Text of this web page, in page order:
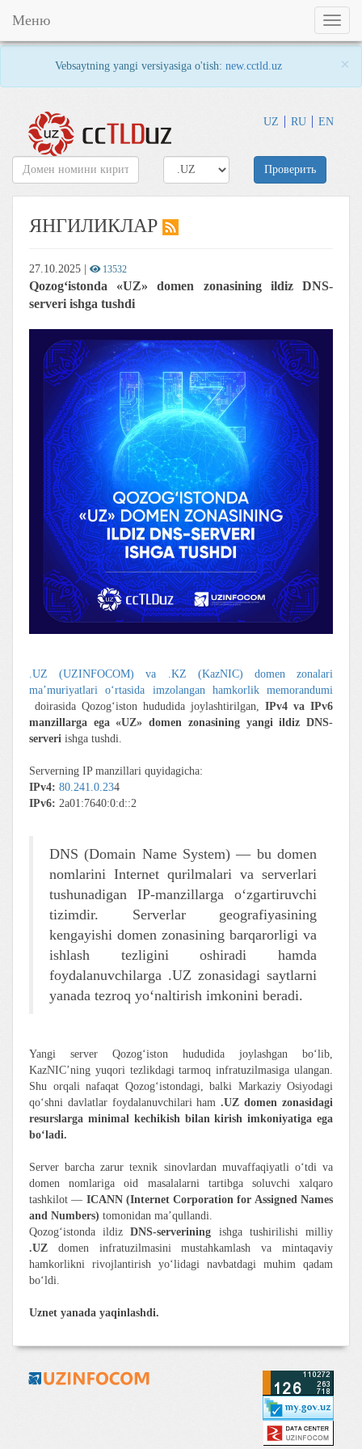
Vebsaytning yangi versiyasiga o'tish: new.cctld.uz ×
UZ RU EN
Toggle
Меню
Проверить
ЯНГИЛИКЛАР
27.10.2025 13532
Qozog‘istonda «UZ» domen zonasining ildiz DNS-
serveri ishga tushdi
.UZ (UZINFOCOM) va .KZ (KazNIC) domen zonalari
ma’muriyatlari o‘rtasida imzolangan hamkorlik memorandumi
doirasida Qozog‘iston hududida joylashtirilgan, IPv4 va IPv6
manzillarga ega «UZ» domen zonasining yangi ildiz DNS-
serveri ishga tushdi.
Serverning IP manzillari quyidagicha:
IPv4: 80.241.0.234
IPv6: 2a01:7640:0:d::2
DNS (Domain Name System) — bu domen
nomlarini Internet qurilmalari va serverlari
tushunadigan IP-manzillarga o‘zgartiruvchi
tizimdir. Serverlar geografiyasining
kengayishi domen zonasining barqarorligi va
ishlash tezligini oshiradi hamda
foydalanuvchilarga .UZ zonasidagi saytlarni
yanada tezroq yo‘naltirish imkonini beradi.
Yangi server Qozog‘iston hududida joylashgan bo‘lib,
KazNIC’ning yuqori tezlikdagi tarmoq infratuzilmasiga ulangan.
Shu orqali nafaqat Qozog‘istondagi, balki Markaziy Osiyodagi
qo‘shni davlatlar foydalanuvchilari ham.UZ domen zonasidagi
resurslarga minimal kechikish bilan kirish imkoniyatiga ega
bo‘ladi.
Server barcha zarur texnik sinovlardan muvaffaqiyatli o‘tdi va
domen nomlariga oid masalalarni tartibga soluvchi xalqaro
tashkilot — ICANN (Internet Corporation for Assigned Names
and Numbers) tomonidan ma’qullandi.
Qozog‘istonda ildiz DNS-serverining ishga tushirilishi milliy
.UZ domen infratuzilmasini mustahkamlash va mintaqaviy
hamkorlikni rivojlantirish yo‘lidagi navbatdagi muhim qadam
bo‘ldi.
Uznet yanada yaqinlashdi.